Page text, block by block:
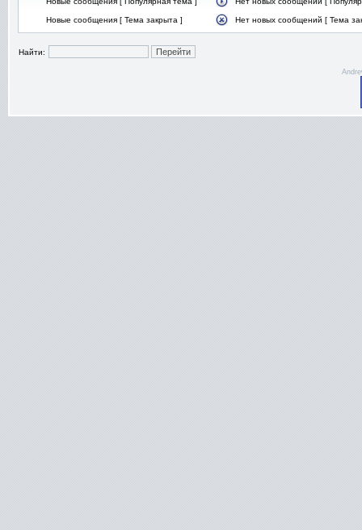
Новые сообщения [ Тема закрыта ] Нет новых сообщений [ Тема
Найти: